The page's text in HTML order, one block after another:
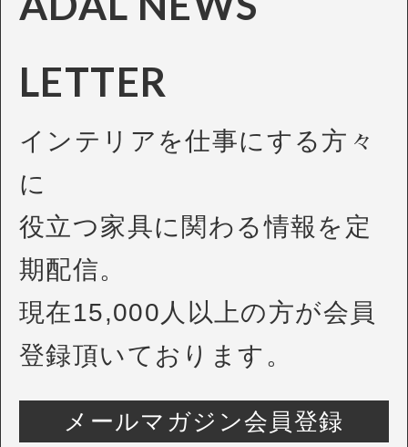
LETTER
インテリアを仕事にする方々
に
役立つ家具に関わる情報を定
期配信。
現在15,000人以上の方が会員
登録頂いております。
メールマガジン会員登録